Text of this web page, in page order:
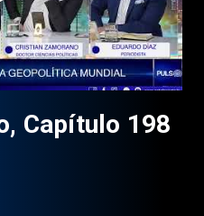
Capítulo 198